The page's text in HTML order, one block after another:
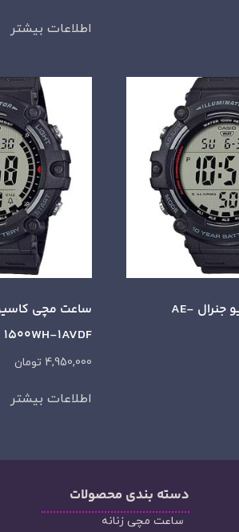
اطلاعات بیشتر
ساعت مچی کاسیو جنرال AE-
1500WH-1AVDF
4,950,000 تومان
اطلاعات بیشتر
دسته‌ بندی محصولات
ساعت مچی زنانه